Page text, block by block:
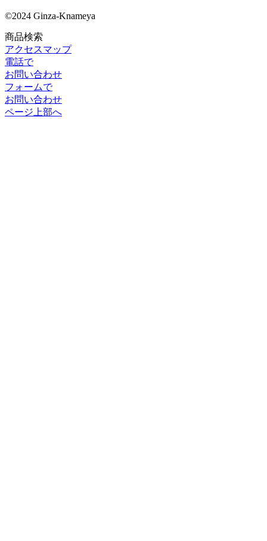
©2024 Ginza-Knameya
商品検索
アクセスマップ
電話で
お問い合わせ
フォームで
お問い合わせ
ページ上部へ